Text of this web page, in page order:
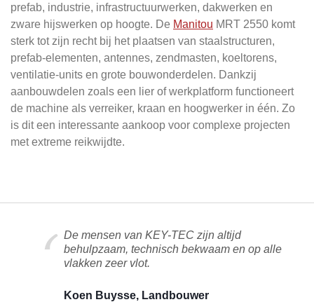
prefab, industrie, infrastructuurwerken, dakwerken en
zware hijswerken op hoogte. De Manitou MRT 2550 komt
sterk tot zijn recht bij het plaatsen van staalstructuren,
prefab-elementen, antennes, zendmasten, koeltorens,
ventilatie-units en grote bouwonderdelen. Dankzij
aanbouwdelen zoals een lier of werkplatform functioneert
de machine als verreiker, kraan en hoogwerker in één. Zo
is dit een interessante aankoop voor complexe projecten
met extreme reikwijdte.
De mensen van KEY-TEC zijn altijd
behulpzaam, technisch bekwaam en op alle
vlakken zeer vlot.
Koen Buysse, Landbouwer